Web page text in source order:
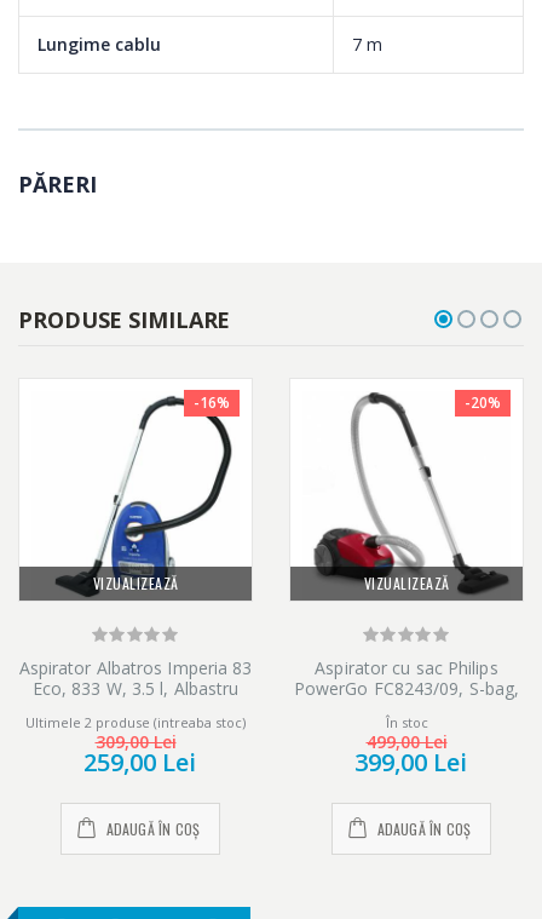
Lungime cablu 7 m
PĂRERI
PRODUSE SIMILARE
VIZUALIZEAZĂ
-16%
Aspirator Albatros Imperia 83
Eco, 833 W, 3.5 l, Albastru
Ultimele 2 produse (intreaba stoc)
309,00 Lei
259,00 Lei
ADAUGĂ ÎN COȘ
VIZUALIZEAZĂ
-20%
Aspirator cu sac Philips
PowerGo FC8243/09, S-bag,
750 W, Eticheta Energetica
AAA, Filtru Antialergic, Tub
Telescopic, Rosu
În stoc
499,00 Lei
399,00 Lei
ADAUGĂ ÎN COȘ